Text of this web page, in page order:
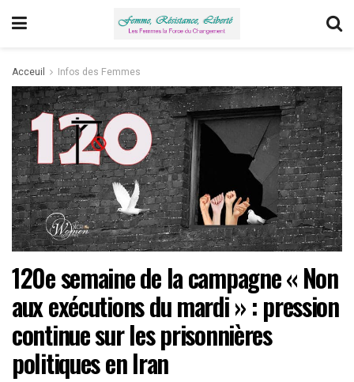
Acceuil Infos des Femmes
120e semaine de la campagne « Non
aux exécutions du mardi » : pression
continue sur les prisonnières
politiques en Iran